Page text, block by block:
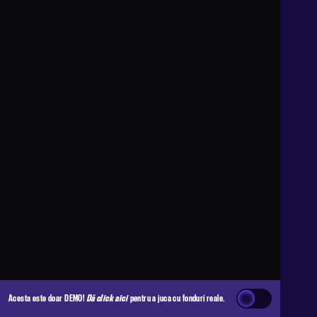
Acesta este doar DEMO!Dă click aicipentru a juca cu fonduri reale.